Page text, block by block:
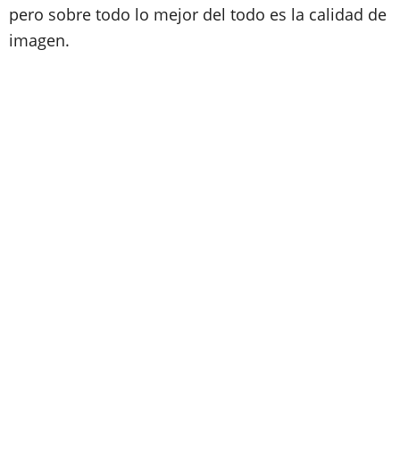
pero sobre todo lo mejor del todo es la calidad de
imagen.